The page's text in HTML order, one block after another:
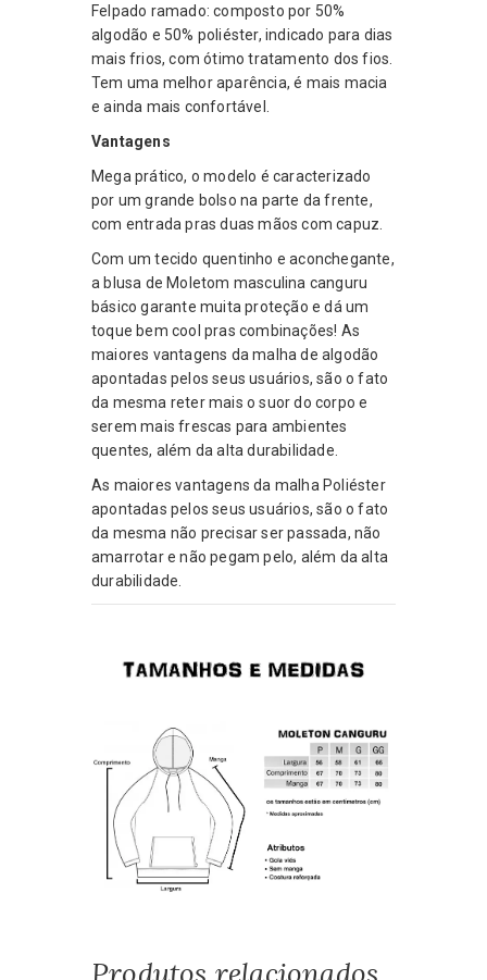
Felpado ramado: composto por 50%
algodão e 50% poliéster, indicado para dias
mais frios, com ótimo tratamento dos fios.
Tem uma melhor aparência, é mais macia
e ainda mais confortável.
Vantagens
Mega prático, o modelo é caracterizado
por um grande bolso na parte da frente,
com entrada pras duas mãos com capuz.
Com um tecido quentinho e aconchegante,
a blusa de Moletom masculina canguru
básico garante muita proteção e dá um
toque bem cool pras combinações! As
maiores vantagens da malha de algodão
apontadas pelos seus usuários, são o fato
da mesma reter mais o suor do corpo e
serem mais frescas para ambientes
quentes, além da alta durabilidade.
As maiores vantagens da malha Poliéster
apontadas pelos seus usuários, são o fato
da mesma não precisar ser passada, não
amarrotar e não pegam pelo, além da alta
durabilidade.